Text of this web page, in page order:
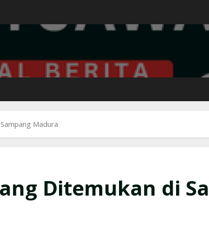
Madura
Ditemukan di